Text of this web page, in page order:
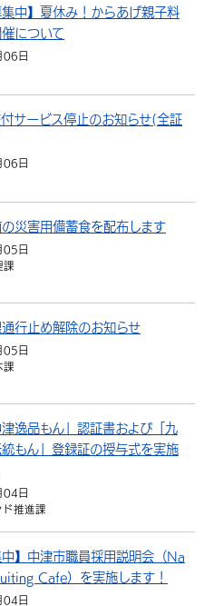
韓国語（한국어）
織案内
生涯学習・スポーツ・人権
健康・医療
スポットを探す
四季のイベント・祭り
広報・広聴
集中】夏休み！からあげ親子料
について
日
サービス停止のお知らせ(全証
日
災害用備蓄食を配布します
日
課
行止め解除のお知らせ
日
課
津逸品もん」認証書および「九
もん」登録証の授与式を実施
日
ド推進課
中】中津市職員採用説明会（Na
Cafe）を実施します！
日